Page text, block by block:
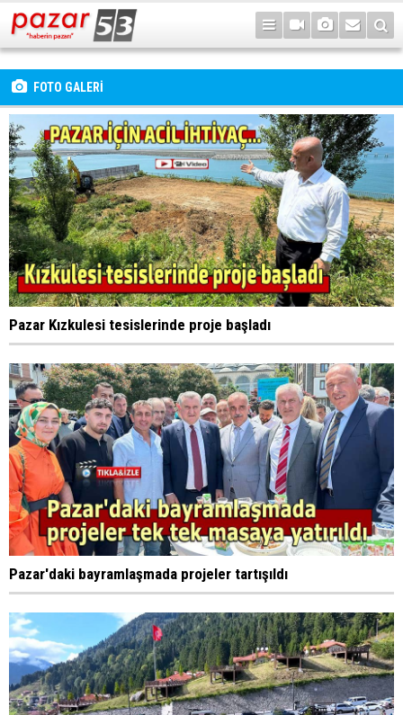
FOTO GALERİ
Pazar Kızkulesi tesislerinde proje başladı
Pazar'daki bayramlaşmada projeler tartışıldı